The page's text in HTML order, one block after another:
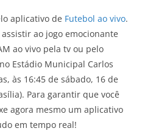
aplicativo de Futebol ao vivo.
ao jogo emocionante
ao vivo pela tv ou pelo
Estádio Municipal Carlos
às 16:45 de sábado, 16 de
Para garantir que você
agora mesmo um aplicativo
em tempo real!